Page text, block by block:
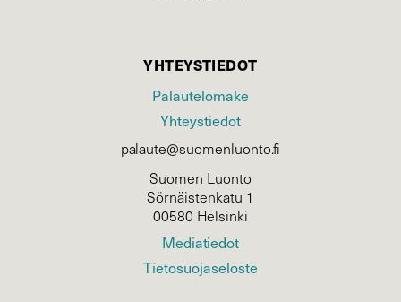
YHTEYSTIEDOT
Palautelomake
Yhteystiedot
palaute@suomenluonto.fi
Suomen Luonto
Sörnäistenkatu 1
00580 Helsinki
Mediatiedot
Tietosuojaseloste